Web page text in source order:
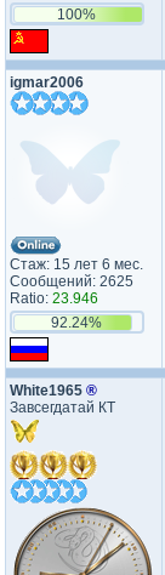
100%
igmar2006
Стаж: 15 лет 6 мес.
Сообщений: 2625
Ratio: 23.946
92.24%
White1965 ®
Завсегдатай КТ